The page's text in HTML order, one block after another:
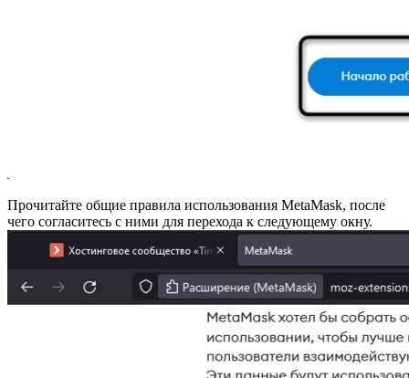
Прочитайте общие правила использования MetaMask, после
чего согласитесь с ними для перехода к следующему окну.